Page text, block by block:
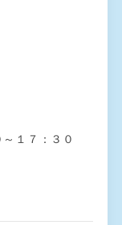
１７：３０